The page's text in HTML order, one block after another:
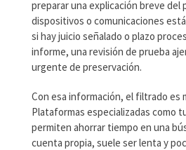
preparar una explicación breve del
dispositivos o comunicaciones
si hay juicio señalado o plazo
informe, una revisión de prueba
urgente de preservación.
Con esa información, el filtrado es
Plataformas especializadas como
permiten ahorrar tiempo en una
cuenta propia, suele ser lenta y